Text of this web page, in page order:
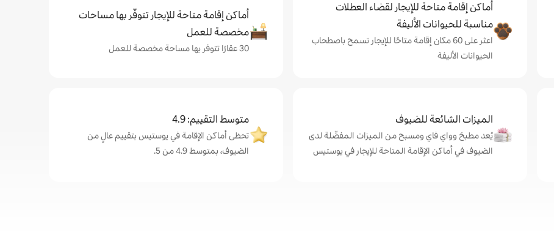
أماكن إقامة متاحة للإيجار لقضاء العطلات
مناسبة للحيوانات الأليفة
اعثر على 60 مكان إقامة متاحًا للإيجار تسمح باصطحاب
الحيوانات الأليفة
أماكن إقامة متاحة للإيجار تتوفّر بها مساحات
مخصصة للعمل
30 عقارًا تتوفر بها مساحة مخصصة للعمل
الميزات الشائعة للضيوف
يُعد مطبخ وواي فاي ومسبح من الميزات المفضّلة لدى
الضيوف في أماكن الإقامة المتاحة للإيجار في يوستيس
متوسط التقييم: 4.9
تحظى أماكن الإقامة في يوستيس بتقييم عالٍ من
الضيوف، بمتوسط 4.9 من 5.